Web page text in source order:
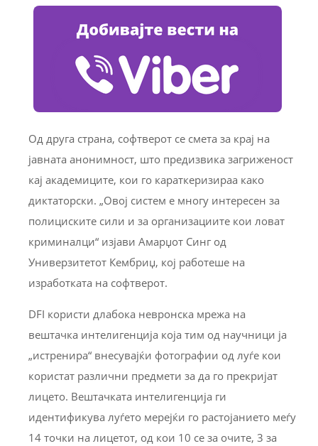
Од друга страна, софтверот се смета за крај на
јавната анонимност, што предизвика загриженост
кај академиците, кои го караткеризираа како
диктаторски. „Овој систем е многу интересен за
полициските сили и за организациите кои ловат
криминалци“ изјави Амарџот Синг од
Универзитетот Кембриџ, кој работеше на
изработката на софтверот.
DFI користи длабока невронска мрежа на
вештачка интелигенција која тим од научници ја
„истренира“ внесувајќи фотографии од луѓе кои
користат различни предмети за да го прекријат
лицето. Вештачката интелигенција ги
идентификува луѓето мерејќи го растојанието меѓу
14 точки на лицетот, од кои 10 се за очите, 3 за